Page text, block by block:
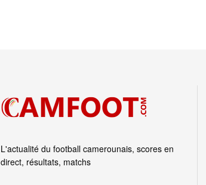
L'actualité du football camerounais, scores en
direct, résultats, matchs